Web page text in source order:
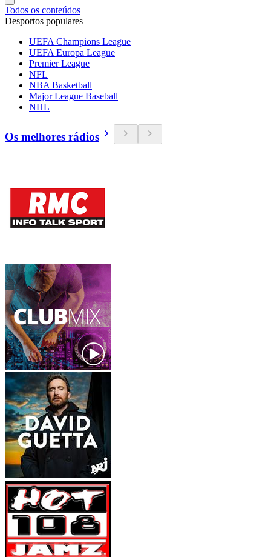
Todos os conteúdos
Desportos populares
UEFA Champions League
UEFA Europa League
Premier League
NFL
NBA Basketball
Major League Baseball
NHL
Os melhores rádios